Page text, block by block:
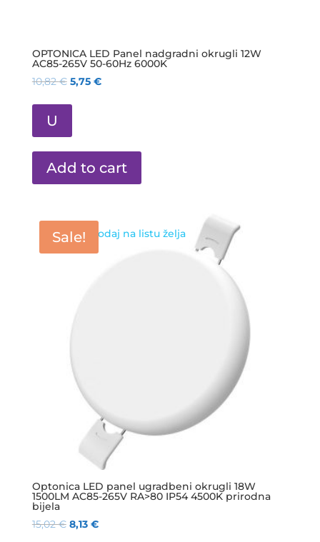
OPTONICA LED Panel nadgradni okrugli 12W
AC85-265V 50-60Hz 6000K
10,82€ 5,75 €
U
Add to cart
Sale!
Optonica LED panel ugradbeni okrugli 18W
1500LM AC85-265V RA>80 IP54 4500K prirodna
bijela
15,02€ 8,13 €
Dodaj na listu želja